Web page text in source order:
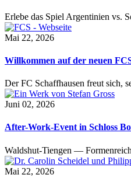
Erlebe das Spiel Argentinien vs.
Mai 22, 2026
Willkommen auf der neuen
Der FC Schaffhausen freut sich,
Juni 02, 2026
After-Work-Event in Schloss
Waldshut-Tiengen —
Mai 22, 2026